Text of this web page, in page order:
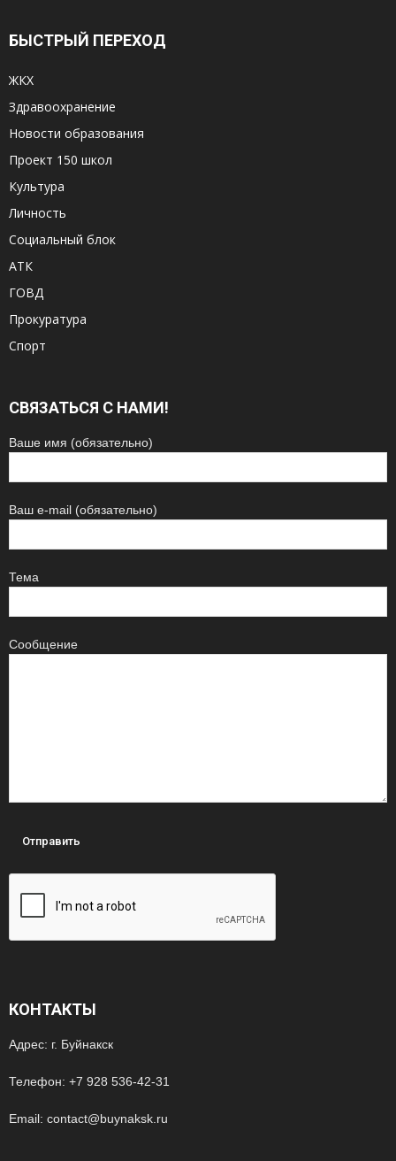
БЫСТРЫЙ ПЕРЕХОД
ЖКХ
Здравоохранение
Новости образования
Проект 150 школ
Культура
Личность
Социальный блок
АТК
ГОВД
Прокуратура
Спорт
СВЯЗАТЬСЯ С НАМИ!
Ваше имя (обязательно)
Ваш e-mail (обязательно)
Тема
Сообщение
КОНТАКТЫ
Адрес: г. Буйнакск
Телефон: +7 928 536-42-31
Email: contact@buynaksk.ru